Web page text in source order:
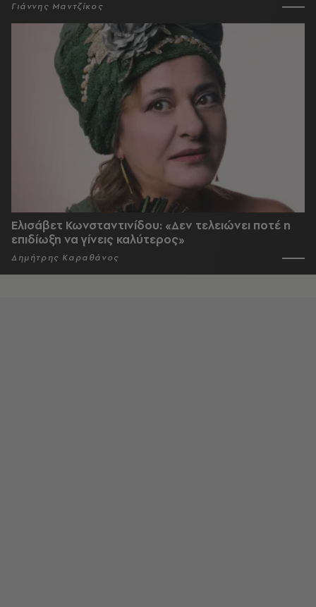
Γιάννης Μαντζίκος
Ελισάβετ Κωνσταντινίδου: «Δεν τελειώνει ποτέ η
επιδίωξη να γίνεις καλύτερος»
Δημήτρης Καραθάνος